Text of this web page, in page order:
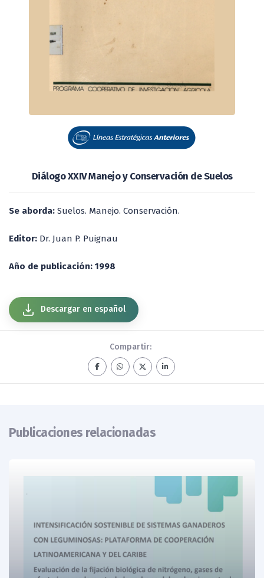
Diálogo XXIV Manejo y Conservación de Suelos
Se aborda: Suelos. Manejo. Conservación.
Editor: Dr. Juan P. Puignau
Año de publicación: 1998
Descargar en español
Compartir:
Publicaciones relacionadas